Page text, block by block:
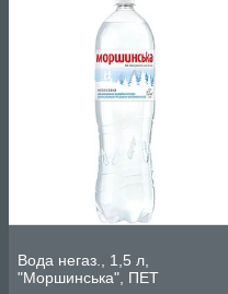
Вода негаз., 1,5 л,
"Моршинська", ПЕТ